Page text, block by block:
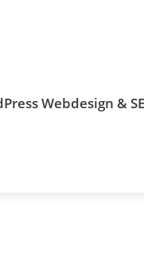
Webdesign &